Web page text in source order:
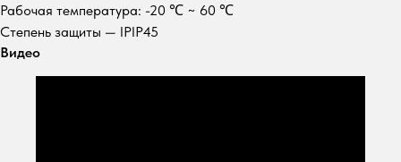
Рабочая температура: -20 ℃ ~ 60 ℃
Степень защиты — IPIP45
Видео